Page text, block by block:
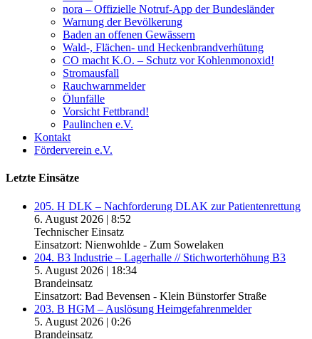
nora – Offizielle Notruf-App der Bundesländer
Warnung der Bevölkerung
Baden an offenen Gewässern
Wald-, Flächen- und Heckenbrandverhütung
CO macht K.O. – Schutz vor Kohlenmonoxid!
Stromausfall
Rauchwarnmelder
Ölunfälle
Vorsicht Fettbrand!
Paulinchen e.V.
Kontakt
Förderverein e.V.
Letzte Einsätze
205. H DLK – Nachforderung DLAK zur Patientenrettung
6. August 2026 | 8:52
Technischer Einsatz
Einsatzort: Nienwohlde - Zum Sowelaken
204. B3 Industrie – Lagerhalle // Stichworterhöhung B3
5. August 2026 | 18:34
Brandeinsatz
Einsatzort: Bad Bevensen - Klein Bünstorfer Straße
203. B HGM – Auslösung Heimgefahrenmelder
5. August 2026 | 0:26
Brandeinsatz